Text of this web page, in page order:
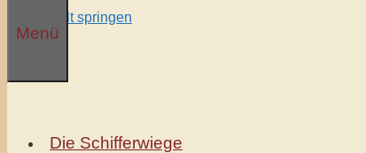
Zum Inhalt springen
Menü
Die Schifferwiege